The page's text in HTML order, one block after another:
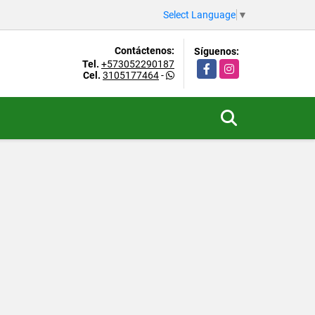
Select Language ▼
Contáctenos:
Tel. +573052290187
Cel. 3105177464-
Síguenos:
FacebookInstagram